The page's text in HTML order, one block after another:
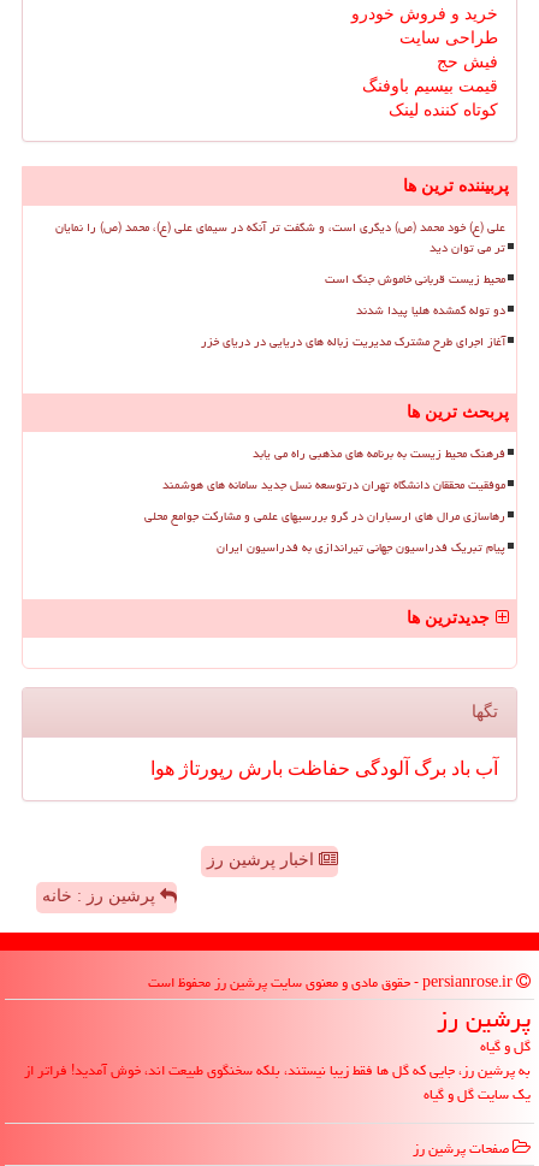
خرید و فروش خودرو
طراحی سایت
فیش حج
قیمت بیسیم باوفنگ
کوتاه کننده لینک
پربیننده ترین ها
علی (ع) خود محمد (ص) دیگری است، و شگفت تر آنکه در سیمای علی (ع)، محمد (ص) را نمایان
تر می توان دید
محیط زیست قربانی خاموش جنگ است
دو توله گمشده هلیا پیدا شدند
آغاز اجرای طرح مشترک مدیریت زباله های دریایی در دریای خزر
پربحث ترین ها
فرهنگ محیط زیست به برنامه های مذهبی راه می یابد
موفقیت محققان دانشگاه تهران درتوسعه نسل جدید سامانه های هوشمند
رهاسازی مرال های ارسباران در گرو بررسیهای علمی و مشارکت جوامع محلی
پیام تبریک فدراسیون جهانی تیراندازی به فدراسیون ایران
جدیدترین ها
تگها
آب باد برگ آلودگی حفاظت بارش رپورتاژ هوا
اخبار پرشین رز
پرشین رز : خانه
پرشین رز
گل و گیاه
به پرشین رز، جایی که گل ها فقط زیبا نیستند، بلکه سخنگوی طبیعت اند، خوش آمدید! فراتر از
یک سایت گل و گیاه
صفحات پرشین رز